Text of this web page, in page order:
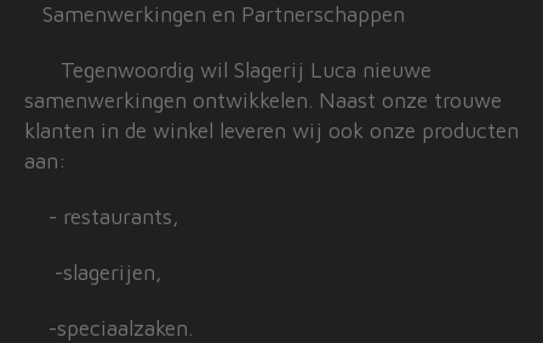
Samenwerkingen en Partnerschappen
Tegenwoordig wil Slagerij Luca nieuwe
samenwerkingen ontwikkelen. Naast onze trouwe
klanten in de winkel leveren wij ook onze producten
aan:
- restaurants,
-slagerijen,
-speciaalzaken.